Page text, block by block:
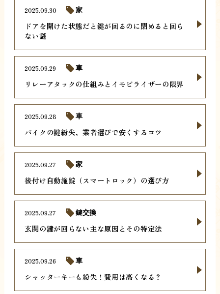
ドアを開けた状態だと鍵が回るのに閉めると回ら
ない謎
2025.09.30 家
リレーアタックの仕組みとイモビライザーの限界
2025.09.29 車
バイクの鍵紛失、業者選びで安くするコツ
2025.09.28 車
後付け自動施錠（スマートロック）の選び方
2025.09.27 家
玄関の鍵が回らない主な原因とその特定法
2025.09.27 鍵交換
シャッターキーも紛失！費用は高くなる？
2025.09.26 車